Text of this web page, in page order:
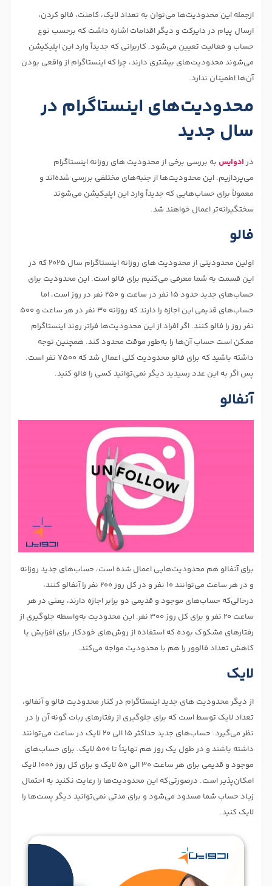
ازجمله این محدودیت‌ها می‌توان به تعداد لایک، کامنت، فالو کردن،
ارسال پیام در دایرکت و دیگر اقدامات اشاره داشت که برحسب نوع
حساب و فعالیت تعیین می‌شود. کاربرانی که جدیداً وارد این اپلیکیشن
می‌شوند محدودیت‌های بیشتری دارند، چرا که اینستاگرام از واقعی بودن
آن‌ها اطمینان ندارد.
محدودیت‌های اینستاگرام در
سال جدید
در ادوایسبه بررسی برخی از محدودیت‌ های روزانه اینستاگرام
می‌پردازیم. این محدودیت‌ها از جنبه‌های مختلفی بررسی شده‌اند و
معمولاً برای حساب‌هایی که جدیداً وارد این اپلیکیشن می‌شوند
سختگیرانه‌تر اعمال خواهند شد.
فالو
اولین محدودیتی از محدودیت‌ های روزانه اینستاگرام سال 2025 که در
این قسمت به شما معرفی می‌کنیم برای فالو است. این محدودیت برای
حساب‌های جدید حدود ۱۵ نفر در ساعت و ۲۵۰ نفر در روز است، اما
حساب‌های قدیمی این اجازه را دارند که روزانه ۳۰ نفر در هر ساعت و ۵۰۰
نفر روز را فالو کنند. اگر افراد از این محدودیت‌ها فراتر روند اینستاگرام
ممکن است حساب آن‌ها را به‌طور موقت محدود کند. همچنین توجه
داشته باشید که برای فالو محدودیت کلی اعمال شد که ۷۵۰۰ نفر است.
پس اگر به این عدد رسیدید دیگر نمی‌توانید کسی را فالو کنید.
آنفالو
برای آنفالو هم محدودیت‌هایی اعمال شده است، حساب‌های جدید روزانه
و در هر ساعت می‌توانند ۱۰ نفر و در کل روز ۲۰۰ نفر را آنفالو کنند،
درحالی‌که حساب‌های موجود و قدیمی دو برابر اجازه دارند، یعنی در هر
ساعت ۲۰ نفر و برای کل روز ۳۰۰ نفر. این محدودیت به‌واسطه جلوگیری از
رفتارهای مشکوک بوده که استفاده از روش‌های خودکار برای افزایش یا
کاهش تعداد فالوور را هم با محدودیت مواجه می‌کند.
لایک
از دیگر محدودیت های جدید اینستاگرام در کنار محدودیت فالو و آنفالو،
تعداد لایک توسط ‌است که برای جلوگیری از رفتارهای ربات گونه آن را در
نظر می‌گیرد. حساب‌های جدید حداکثر ۱۵ الی ۲۰ لایک در ساعت می‌توانند
داشته باشند و در طول یک روز هم نهایتاً تا ۵۰۰ لایک. برای حساب‌های
موجود و قدیمی برای هر ساعت ۳۰ الی ۵۰ لایک و برای کل روز ۱۰۰۰ لایک
امکان‌پذیر است. درصورتی‌که این محدودیت‌ها را رعایت نکنید به احتمال
زیاد حساب شما مسدود می‌شود و برای مدتی نمی‌توانید دیگر پست‌ها را
لایک کنید.